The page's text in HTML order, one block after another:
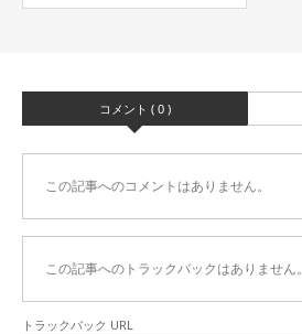
コメント ( 0 )
この記事へのコメントはありません。
この記事へのトラックバックはありません。
トラックバック URL